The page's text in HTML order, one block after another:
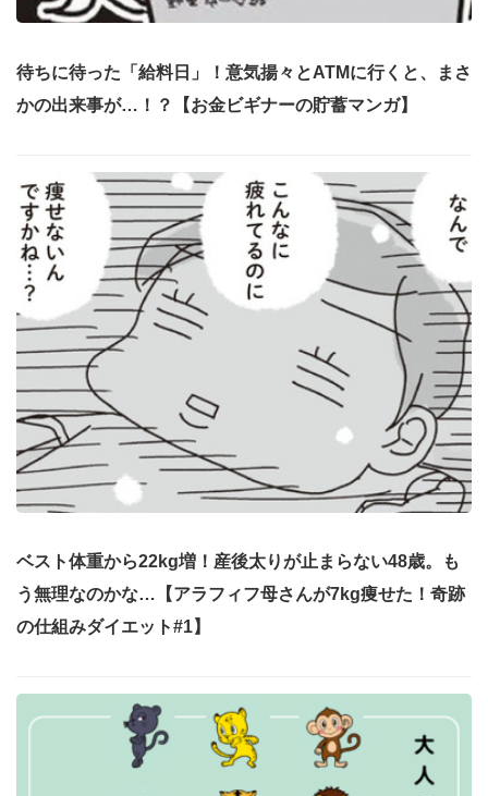
待ちに待った「給料日」！意気揚々とATMに行くと、まさ
かの出来事が…！？【お金ビギナーの貯蓄マンガ】
ベスト体重から22kg増！産後太りが止まらない48歳。も
う無理なのかな…【アラフィフ母さんが7kg痩せた！奇跡
の仕組みダイエット#1】